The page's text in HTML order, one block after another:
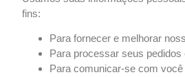
fins:
Para fornecer e melhorar
Para processar seus pedidos
Para comunicar-se com